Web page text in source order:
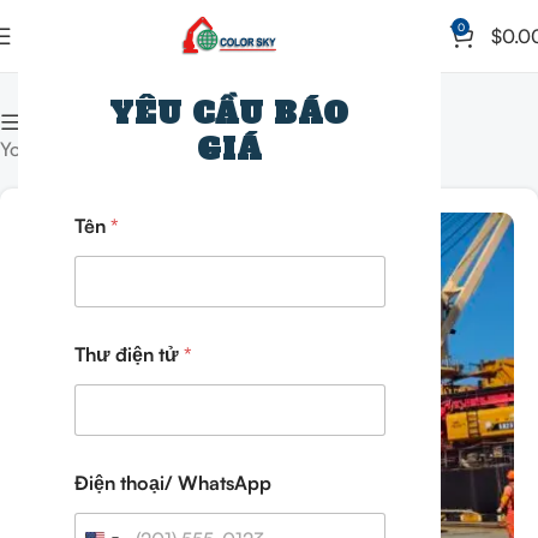
YÊU CẦU BÁO
GIÁ
Tên *
Thư điện tử *
Điện thoại/ WhatsApp
0 $
Trang chủ Lưu trữ theo danh mục "News""
Hiển thị cột
Your news category
15